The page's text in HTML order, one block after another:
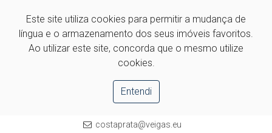
Este site utiliza cookies para permitir a mudança de
língua e o armazenamento dos seus imóveis favoritos.
Ao utilizar este site, concorda que o mesmo utilize
cookies.
Entendi
costaprata@veigas.eu